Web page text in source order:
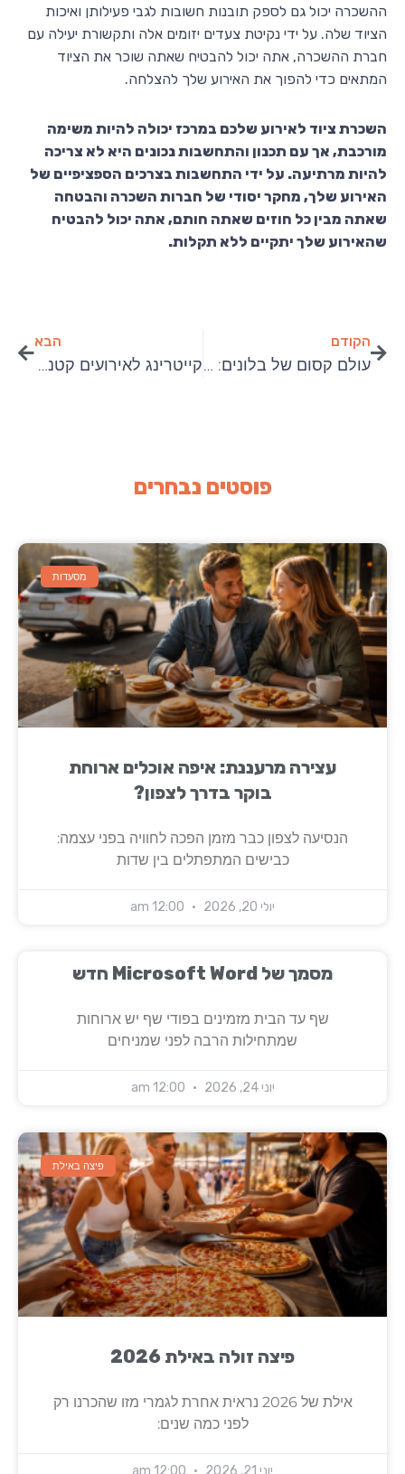
ההשכרה יכול גם לספק תובנות חשובות לגבי פעילותן ואיכות
הציוד שלה. על ידי נקיטת צעדים יזומים אלה ותקשורת יעילה עם
חברת ההשכרה, אתה יכול להבטיח שאתה שוכר את הציוד
המתאים כדי להפוך את האירוע שלך להצלחה.
השכרת ציוד לאירוע שלכם במרכז יכולה להיות משימה
מורכבת, אך עם תכנון והתחשבות נכונים היא לא צריכה
להיות מרתיעה. על ידי התחשבות בצרכים הספציפיים של
האירוע שלך, מחקר יסודי של חברות השכרה והבטחה
שאתה מבין כל חוזים שאתה חותם, אתה יכול להבטיח
שהאירוע שלך יתקיים ללא תקלות.
הקודם
עולם קסום של בלונים: טרנדים חדשים שיעיפו לכם את האירוע
הבא
קייטרינג לאירועים קטנים
פוסטים נבחרים
מסעדות
עצירה מרעננת: איפה אוכלים ארוחת
בוקר בדרך לצפון?
הנסיעה לצפון כבר מזמן הפכה לחוויה בפני עצמה:
כבישים המתפתלים בין שדות
יולי 20, 2026
‏‏מסמך של Microsoft Word חדש
שף עד הבית מזמינים בפודי שף יש ארוחות
שמתחילות הרבה לפני שמניחים
יוני 24, 2026
פיצה באילת
פיצה זולה באילת 2026
אילת של 2026 נראית אחרת לגמרי מזו שהכרנו רק
לפני כמה שנים:
יוני 21, 2026